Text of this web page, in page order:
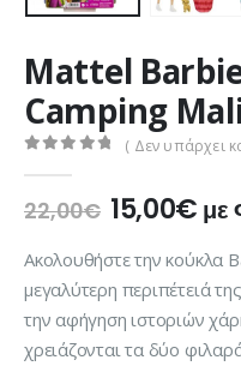
Mattel
Camping
( Δεν υπάρχει
22,00€ Original
price
was:
22,00€.
15,00€Ημε
Ακολουθήστε την κούκλα
μεγαλύτερη περιπέτειά
την αφήγηση ιστοριών
χρειάζονται τα δύο